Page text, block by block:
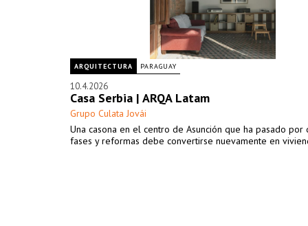
ARQUITECTURA PARAGUAY
10.4.2026
Casa Serbia | ARQA Latam
Grupo Culata Jovái
Una casona en el centro de Asunción que ha pasado por
fases y reformas debe convertirse nuevamente en